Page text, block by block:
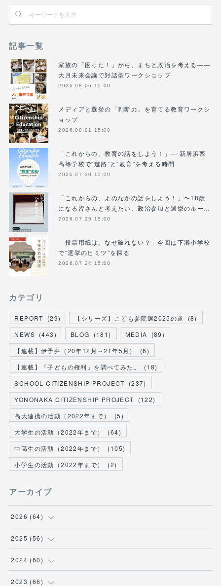
記事一覧
家族の「困った！」から、まちと政治を考える――
大月未来会議で対話型ワークショップ
2026.08.06 15:00
メディアと選挙の「判断力」を育てる教育ワークシ
ョップ
2026.08.01 15:00
「これからの、教育の話をしよう！」― 新居浜西
高等学校で“進路”と“教育”を考える時間
2026.07.30 15:00
「これからの、よのなかの話をしよう！」〜18歳
になる皆さんと考えたい、政治参加と選挙のルー…
2026.07.25 15:00
「投票用紙は、なぜ破れない？」今回は下灘小学校
で“選挙のヒミツ”を探る
2026.07.24 15:00
カテゴリ
REPORT (29) 【シリーズ】こども参院選2025の道 (8)
NEWS (443) BLOG (181) MEDIA (89)
【連載】伊予弁（20年12月～21年5月）
(6)
【連載】『子どもの権利』を調べてみた。
(18)
SCHOOL CITIZENSHIP PROJECT
(237)
YONONAKA CITIZENSHIP PROJECT
(122)
高大連携の活動（2022年まで）
(5)
大学生の活動（2022年まで）
(64)
中高生の活動（2022年まで）
(105)
小学生の活動（2022年まで）
(2)
アーカイブ
2026 (64)
(2)
(6)
(9)
2025 (56)
(1)
(2)
2024 (60)
(12
2023 (66)